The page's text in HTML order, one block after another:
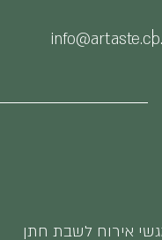
אירוח לשבת חתן